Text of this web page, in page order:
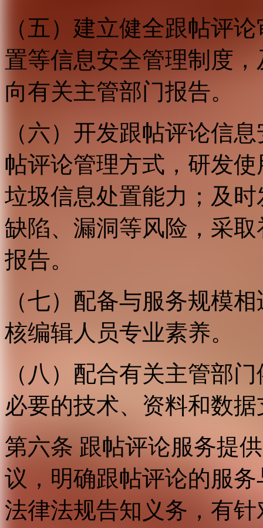
（五）建立健全跟帖评
置等信息安全管理制度
向有关主管部门报告。
（六）开发跟帖评论信
帖评论管理方式，研发
垃圾信息处置能力；及
缺陷、漏洞等风险，采
报告。
（七）配备与服务规模
核编辑人员专业素养。
（八）配合有关主管部
必要的技术、资料和数
第六条 跟帖评论服务提
议，明确跟帖评论的服
法律法规告知义务，有